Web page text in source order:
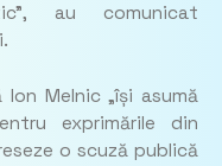
, au comunicat
Ion Melnic„își asumă
exprimările din
o scuză publică